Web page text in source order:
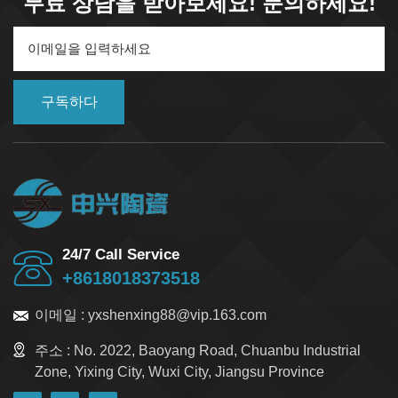
구독하다
24/7 Call Service
+8618018373518
이메일 : yxshenxing88@vip.163.com
주소 : No. 2022, Baoyang Road, Chuanbu Industrial
Zone, Yixing City, Wuxi City, Jiangsu Province